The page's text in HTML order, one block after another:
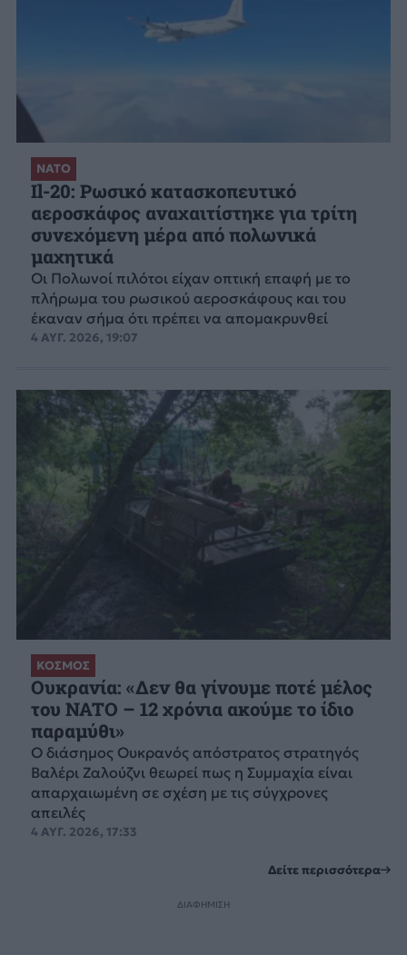
ΝΑΤΟ
Il-20: Ρωσικό κατασκοπευτικό
αεροσκάφος αναχαιτίστηκε για τρίτη
συνεχόμενη μέρα από πολωνικά
μαχητικά
Οι Πολωνοί πιλότοι είχαν οπτική επαφή με το
πλήρωμα του ρωσικού αεροσκάφους και του
έκαναν σήμα ότι πρέπει να απομακρυνθεί
4 ΑΥΓ. 2026, 19:07
ΚΟΣΜΟΣ
Ουκρανία: «Δεν θα γίνουμε ποτέ μέλος
του NATO – 12 χρόνια ακούμε το ίδιο
παραμύθι»
Ο διάσημος Ουκρανός απόστρατος στρατηγός
Βαλέρι Ζαλούζνι θεωρεί πως η Συμμαχία είναι
απαρχαιωμένη σε σχέση με τις σύγχρονες
απειλές
4 ΑΥΓ. 2026, 17:33
Δείτε περισσότερα
ΔΙΑΦΗΜΙΣΗ